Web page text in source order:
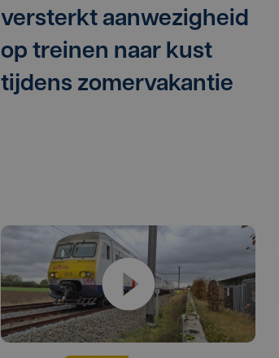
versterkt aanwezigheid
op treinen naar kust
tijdens zomervakantie